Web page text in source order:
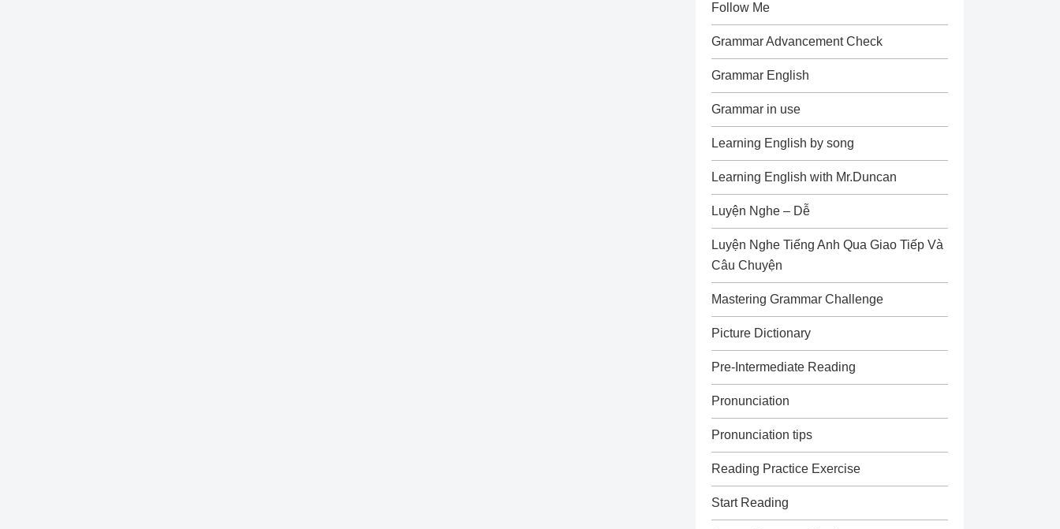
Follow Me
Grammar Advancement Check
Grammar English
Grammar in use
Learning English by song
Learning English with Mr.Duncan
Luyện Nghe – Dễ
Luyện Nghe Tiếng Anh Qua Giao Tiếp Và
Câu Chuyện
Mastering Grammar Challenge
Picture Dictionary
Pre-Intermediate Reading
Pronunciation
Pronunciation tips
Reading Practice Exercise
Start Reading